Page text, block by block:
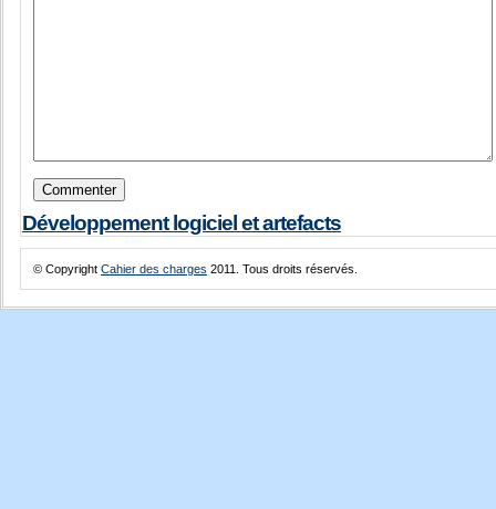
Développement logiciel et artefacts
© Copyright Cahier des charges 2011. Tous droits réservés.